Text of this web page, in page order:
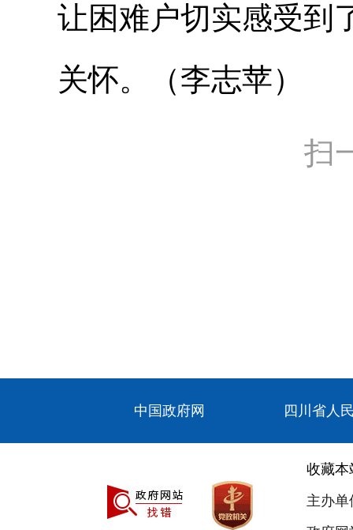
让困难户切实感受到
关怀。（李志苹）
扫
中国政府网 四川省人
收藏本
主办